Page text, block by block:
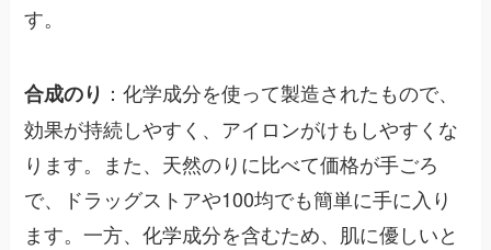
す。
合成のり ：化学成分を使って製造されたもので、
効果が持続しやすく、アイロンがけもしやすくな
ります。また、天然のりに比べて価格が手ごろ
で、ドラッグストアや100均でも簡単に手に入り
ます。一方、化学成分を含むため、肌に優しいと